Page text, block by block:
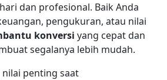
dan profesional. Baik Anda
pengukuran, atau nilai
konversi yang cepat dan
segalanya lebih mudah.
penting saat